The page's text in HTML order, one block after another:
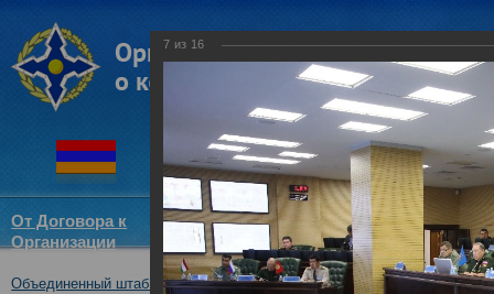
От Договора к
Организации
Структура
ОДКБ
Новости
Объединенный штаб ОДКБ
Стратегическая
7 из 16